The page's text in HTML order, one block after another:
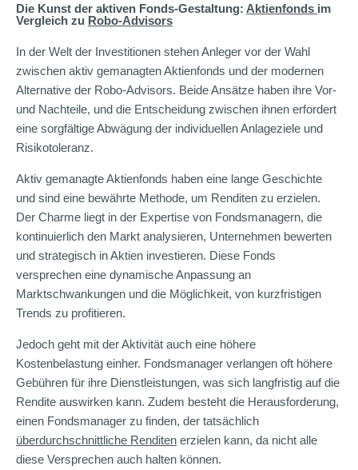
Die Kunst der aktiven Fonds-Gestaltung: Aktienfonds im
Vergleich zu Robo-Advisors
In der Welt der Investitionen stehen Anleger vor der Wahl
zwischen aktiv gemanagten Aktienfonds und der modernen
Alternative der Robo-Advisors. Beide Ansätze haben ihre Vor-
und Nachteile, und die Entscheidung zwischen ihnen erfordert
eine sorgfältige Abwägung der individuellen Anlageziele und
Risikotoleranz.
Aktiv gemanagte Aktienfonds haben eine lange Geschichte
und sind eine bewährte Methode, um Renditen zu erzielen.
Der Charme liegt in der Expertise von Fondsmanagern, die
kontinuierlich den Markt analysieren, Unternehmen bewerten
und strategisch in Aktien investieren. Diese Fonds
versprechen eine dynamische Anpassung an
Marktschwankungen und die Möglichkeit, von kurzfristigen
Trends zu profitieren.
Jedoch geht mit der Aktivität auch eine höhere
Kostenbelastung einher. Fondsmanager verlangen oft höhere
Gebühren für ihre Dienstleistungen, was sich langfristig auf die
Rendite auswirken kann. Zudem besteht die Herausforderung,
einen Fondsmanager zu finden, der tatsächlich
überdurchschnittliche Renditen erzielen kann, da nicht alle
diese Versprechen auch halten können.